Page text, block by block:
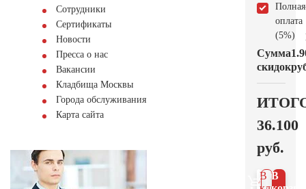
Сотрудники
Сертификаты
Новости
Пресса о нас
Вакансии
Кладбища Москвы
Города обслуживания
Карта сайта
Полная
оплата
(5%)
Сумма
скидок
36.100
руб.
В
В 1